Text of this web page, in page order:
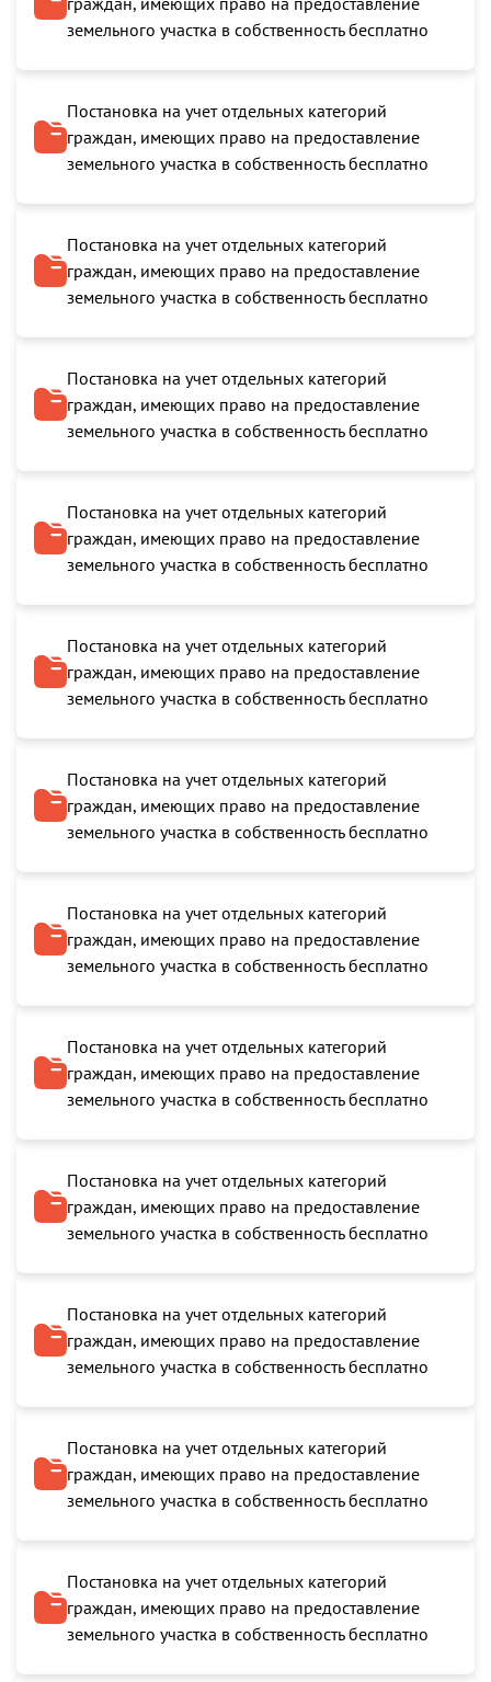
земельного участка в собственность бесплатно
Постановка на учет отдельных категорий
граждан, имеющих право на предоставление
земельного участка в собственность бесплатно
Постановка на учет отдельных категорий
граждан, имеющих право на предоставление
земельного участка в собственность бесплатно
Постановка на учет отдельных категорий
граждан, имеющих право на предоставление
земельного участка в собственность бесплатно
Постановка на учет отдельных категорий
граждан, имеющих право на предоставление
земельного участка в собственность бесплатно
Постановка на учет отдельных категорий
граждан, имеющих право на предоставление
земельного участка в собственность бесплатно
Постановка на учет отдельных категорий
граждан, имеющих право на предоставление
земельного участка в собственность бесплатно
Постановка на учет отдельных категорий
граждан, имеющих право на предоставление
земельного участка в собственность бесплатно
Постановка на учет отдельных категорий
граждан, имеющих право на предоставление
земельного участка в собственность бесплатно
Постановка на учет отдельных категорий
граждан, имеющих право на предоставление
земельного участка в собственность бесплатно
Постановка на учет отдельных категорий
граждан, имеющих право на предоставление
земельного участка в собственность бесплатно
Постановка на учет отдельных категорий
граждан, имеющих право на предоставление
земельного участка в собственность бесплатно
Постановка на учет отдельных категорий
граждан, имеющих право на предоставление
земельного участка в собственность бесплатно